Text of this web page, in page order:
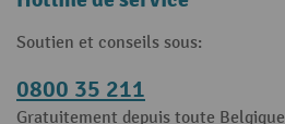
Soutien et conseils sous:
0800 35 211
Gratuitement depuis toute Belgique